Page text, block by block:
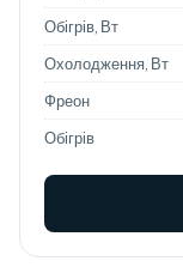
Обігрів, Вт
Охолодження, Вт
Фреон
Обігрів